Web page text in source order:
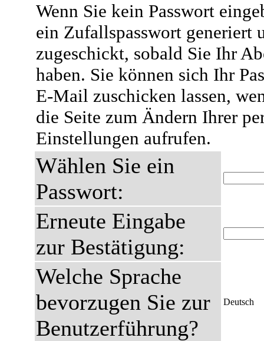
Wenn Sie kein Passwort
ein Zufallspasswort generiert
zugeschickt, sobald Sie Ihr
haben. Sie können sich Ihr
E-Mail zuschicken lassen,
die Seite zum Ändern Ihrer
Einstellungen aufrufen.
Wählen Sie ein
Passwort:
Erneute Eingabe
zur Bestätigung:
Welche Sprache
bevorzugen Sie zur
Benutzerführung?
Deutsch